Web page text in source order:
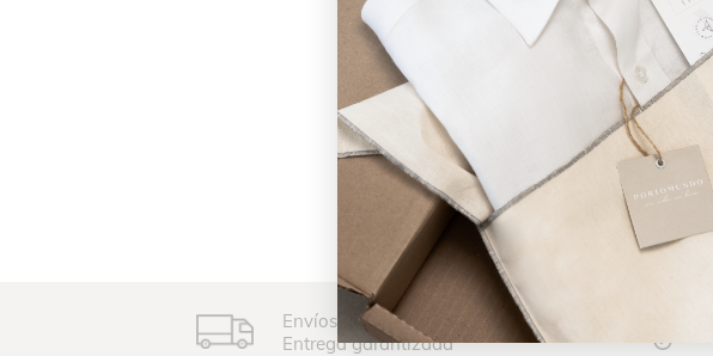
Envíos de 8-15 días hábiles
Entrega garantizada